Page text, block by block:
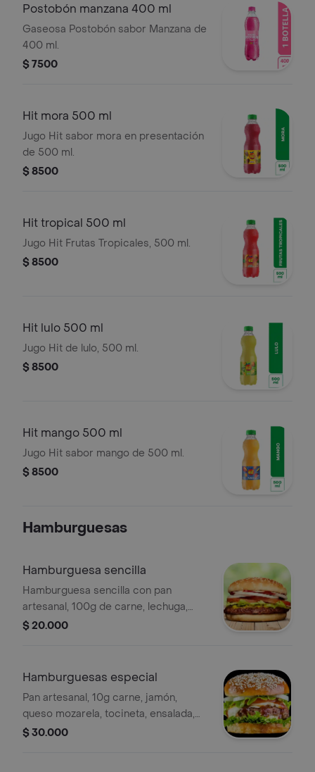
Postobón manzana 400 ml
Gaseosa Postobón sabor Manzana de
400 ml.
$ 7500
Hit mora 500 ml
Jugo Hit sabor mora en presentación
de 500 ml.
$ 8500
Hit tropical 500 ml
Jugo Hit Frutas Tropicales, 500 ml.
$ 8500
Hit lulo 500 ml
Jugo Hit de lulo, 500 ml.
$ 8500
Hit mango 500 ml
Jugo Hit sabor mango de 500 ml.
$ 8500
Hamburguesas
Hamburguesa sencilla
Hamburguesa sencilla con pan
artesanal, 100g de carne, lechuga,
tomate, cebolla y salsa de la casa.
$ 20.000
Hamburguesas especial
Pan artesanal, 10g carne, jamón,
queso mozarela, tocineta, ensalada,
tomate, cebolla, ripio, salsas de la
$ 30.000